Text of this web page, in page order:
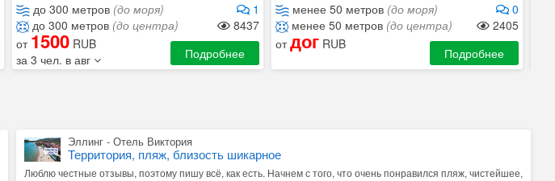
до 300 метров (до моря)
1
до 300 метров (до центра)
8437
от 1500 RUB
за 3 чел. в авг
Подробнее
менее 50 метров (до моря)
0
менее 50 метров (до центра)
2405
отдог RUB
Подробнее
Эллинг - Отель Виктория
Территория, пляж, близость шикарное
Люблю честные отзывы, поэтому пишу всё, как есть. Начнем с того, что очень понравился пляж, чистейшее,